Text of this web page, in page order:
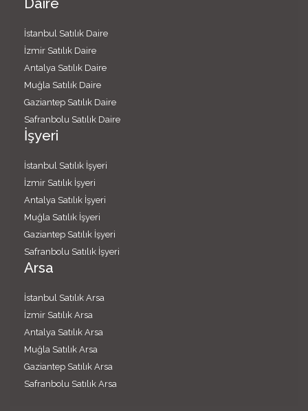
Daire
İstanbul Satılık Daire
İzmir Satılık Daire
Antalya Satılık Daire
Muğla Satılık Daire
Gaziantep Satılık Daire
Safranbolu Satılık Daire
İşyeri
İstanbul Satılık İşyeri
İzmir Satılık İşyeri
Antalya Satılık İşyeri
Muğla Satılık İşyeri
Gaziantep Satılık İşyeri
Safranbolu Satılık İşyeri
Arsa
İstanbul Satılık Arsa
İzmir Satılık Arsa
Antalya Satılık Arsa
Muğla Satılık Arsa
Gaziantep Satılık Arsa
Safranbolu Satılık Arsa